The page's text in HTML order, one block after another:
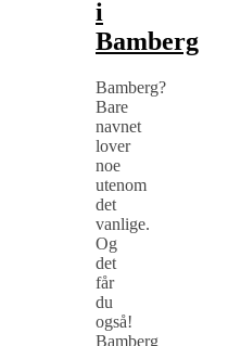
i
Bamberg
Bamberg?
Bare
navnet
lover
noe
utenom
det
vanlige.
Og
det
får
du
også!
Bamberg